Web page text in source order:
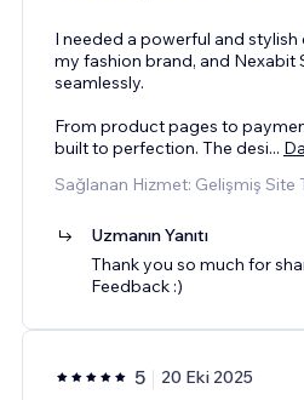
I needed a powerful and
my fashion brand, and Nexabit
seamlessly.
From product pages to
built to perfection. The desi...
Sağlanan Hizmet: Gelişmiş Site
Uzmanın Yanıtı
Thank you so much for
Feedback :)
5 20 Eki 2025